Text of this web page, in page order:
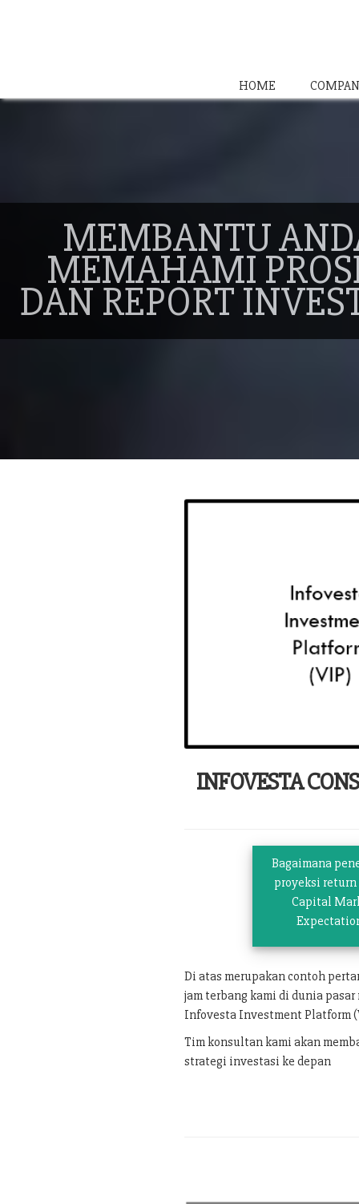
HOME
MEMBANTU
MEMAHAMI
DAN REPORT
INFOVESTA
Bagaimana
proyeksi return
Capital
Di atas merupakan contoh
jam terbang kami di dunia
Infovesta Investment Platform
Tim konsultan kami akan
strategi investasi ke depan